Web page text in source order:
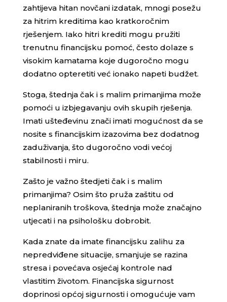
zahtijeva hitan novčani izdatak, mnogi posežu
za hitrim kreditima kao kratkoročnim
rješenjem. Iako hitri krediti mogu pružiti
trenutnu financijsku pomoć, često dolaze s
visokim kamatama koje dugoročno mogu
dodatno opteretiti već ionako napeti budžet.
Stoga, štednja čak i s malim primanjima može
pomoći u izbjegavanju ovih skupih rješenja.
Imati ušteđevinu znači imati mogućnost da se
nosite s financijskim izazovima bez dodatnog
zaduživanja, što dugoročno vodi većoj
stabilnosti i miru.
Zašto je važno štedjeti čak i s malim
primanjima? Osim što pruža zaštitu od
neplaniranih troškova, štednja može značajno
utjecati i na psihološku dobrobit.
Kada znate da imate financijsku zalihu za
nepredviđene situacije, smanjuje se razina
stresa i povećava osjećaj kontrole nad
vlastitim životom. Financijska sigurnost
doprinosi općoj sigurnosti i omogućuje vam